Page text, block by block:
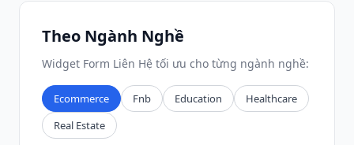
Theo Ngành Nghề
Widget Form Liên Hệ tối ưu cho từng ngành nghề:
Ecommerce Fnb Education
Healthcare
Real Estate